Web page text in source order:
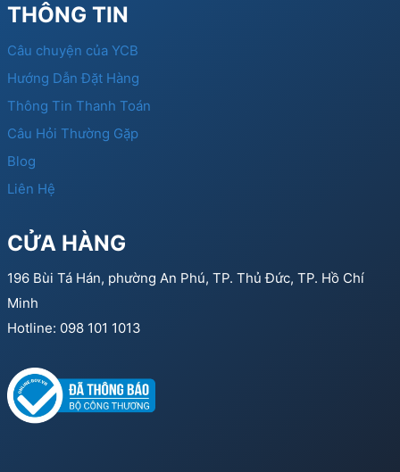
THÔNG TIN
Câu chuyện của YCB
Hướng Dẫn Đặt Hàng
Thông Tin Thanh Toán
Câu Hỏi Thường Gặp
Blog
Liên Hệ
CỬA HÀNG
196 Bùi Tá Hán, phường An Phú, TP. Thủ Đức, TP. Hồ Chí
Minh
Hotline: 098 101 1013